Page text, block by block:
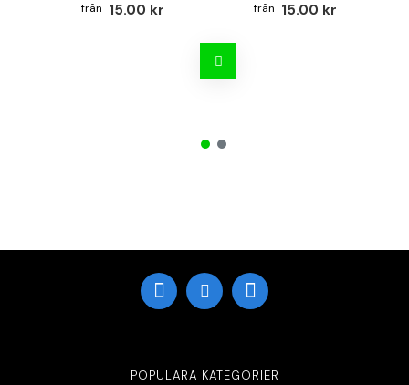
15.00 kr 15.00 kr
POPULÄRA KATEGORIER